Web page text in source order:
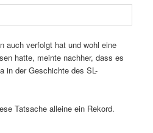
auch verfolgt hat und wohl eine
hatte, meinte nachher, dass es
in der Geschichte des SL-
Tatsache alleine ein Rekord.